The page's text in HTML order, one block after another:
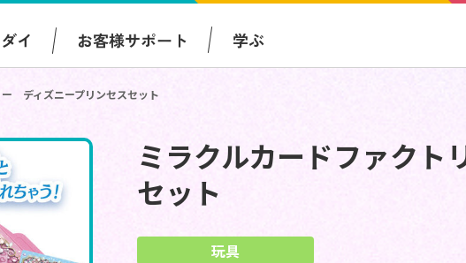
イ お客様サポート 学ぶ
ディズニープリンセスセット
ミラクルカードファク
セット
玩具